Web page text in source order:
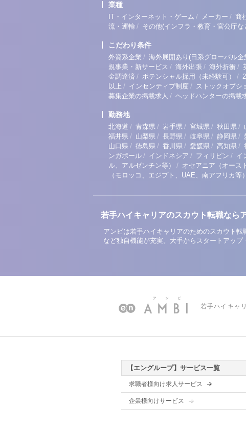
業種
IT・インターネット・ゲーム / メーカー / 商
流・運輸 / その他(インフラ・教育・官公庁な
こだわり条件
外資系企業 / 海外展開あり(日系グローバル企
規事業・新サービス / 海外出張 / 海外折衝 /
金調達済 / ポテンシャル採用（未経験可） /
以上 / インセンティブ制度 / ストックオプシ
募集企業の掲載求人 / ヘッドハンターの掲載
勤務地
北海道 / 青森県 / 岩手県 / 宮城県 / 秋田県 /
福井県 / 山梨県 / 長野県 / 岐阜県 / 静岡県 /
山口県 / 徳島県 / 香川県 / 愛媛県 / 高知県 /
ンガポール / インドネシア / フィリピン / イ
ル、アルゼンチン等）
/ オセアニア（オース
（モロッコ、エジプト、UAE、南アフリカ等）
若手ハイキャリアのスカウト転職なら
アンビは若手ハイキャリアのためのスカウト
など独自機能が充実。大手からスタートアップ
若手ハイキャ
【エングループ】サービス一覧
求職者様向け求人サービス
企業様向けサービス